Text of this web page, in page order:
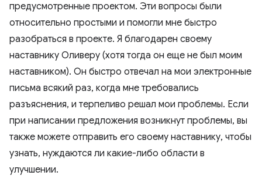
предусмотренные проектом. Эти вопросы были
относительно простыми и помогли мне быстро
разобраться в проекте. Я благодарен своему
наставнику Оливеру (хотя тогда он еще не был моим
наставником). Он быстро отвечал на мои электронные
письма всякий раз, когда мне требовались
разъяснения, и терпеливо решал мои проблемы. Если
при написании предложения возникнут проблемы, вы
также можете отправить его своему наставнику, чтобы
узнать, нуждаются ли какие-либо области в
улучшении.